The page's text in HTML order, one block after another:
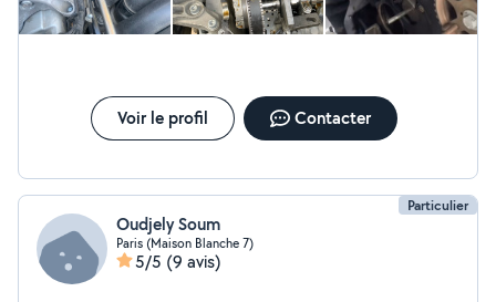
Voir le profil Contacter
Particulier
Oudjely Soum
Paris (Maison Blanche 7)
5/5 (9 avis)